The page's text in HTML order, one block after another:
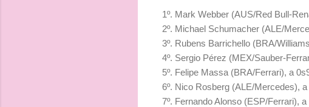
1º. Mark Webber (AUS/Red Bull-
2º. Michael Schumacher (ALE/
3º. Rubens Barrichello (BRA/
4º. Sergio Pérez (MEX/Sauber-
5º. Felipe Massa (BRA/Ferrari), a
6º. Nico Rosberg (ALE/Mercedes),
7º. Fernando Alonso (ESP/Ferrari),